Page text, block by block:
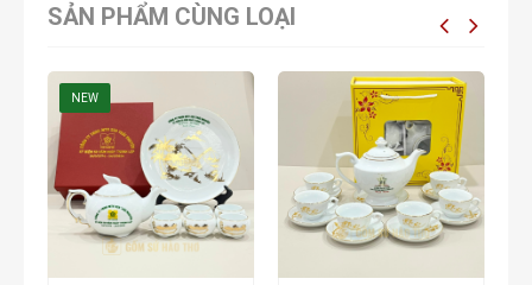
SẢN PHẨM CÙNG LOẠI